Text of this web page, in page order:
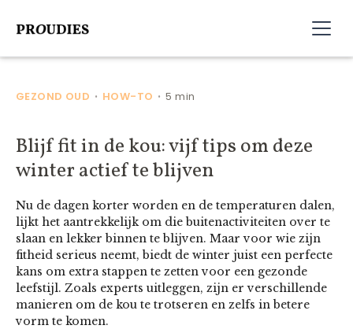
GEZOND OUD • HOW-TO •5 min
Blijf fit in de kou: vijf tips om deze
winter actief te blijven
Nu de dagen korter worden en de temperaturen dalen,
lijkt het aantrekkelijk om die buitenactiviteiten over te
slaan en lekker binnen te blijven. Maar voor wie zijn
fitheid serieus neemt, biedt de winter juist een perfecte
kans om extra stappen te zetten voor een gezonde
leefstijl. Zoals experts uitleggen, zijn er verschillende
manieren om de kou te trotseren en zelfs in betere
vorm te komen.